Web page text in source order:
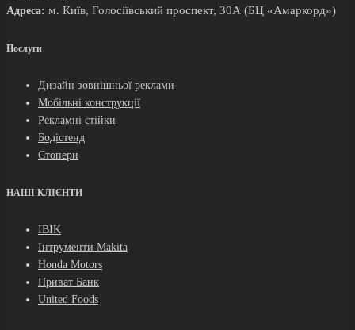
Адреса: м. Київ, Голосіївський проспект, 30А (БЦ «Амаркорд»)
Послуги
Дизайн зовнішньої реклами
Мобільні конструкції
Рекламні стійки
Бодістенд
Стопери
НАШІ КЛІЄНТИ
IBIK
Інтрументи Makita
Honda Motors
Приват Банк
United Foods